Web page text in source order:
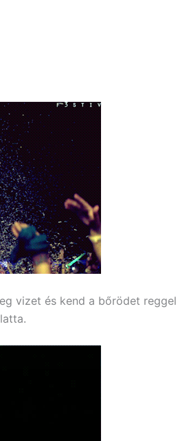
vizet és kend a bőrödet reggel